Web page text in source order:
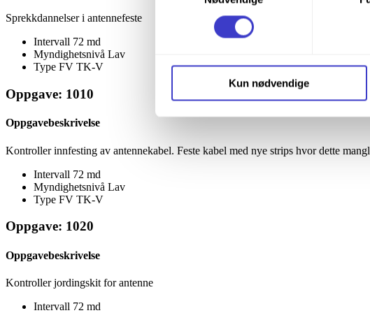
trykke på avmerkingsboksen under
Du kan lese mer om hvordan vi bruker
personopplysninger på vår side
Kun nødvendige
Sprekkdannelser i antennefeste
Intervall 72 md
Myndighetsnivå Lav
Type FV TK-V
Oppgave: 1010
Oppgavebeskrivelse
Kontroller innfesting av antennekabel. Feste kabel med nye strips hvor dette
Intervall 72 md
Myndighetsnivå Lav
Type FV TK-V
Oppgave: 1020
Oppgavebeskrivelse
Kontroller jordingskit for antenne
Intervall 72 md